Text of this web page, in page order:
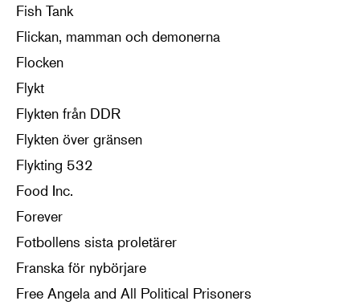
Fish Tank
Flickan, mamman och demonerna
Flocken
Flykt
Flykten från DDR
Flykten över gränsen
Flykting 532
Food Inc.
Forever
Fotbollens sista proletärer
Franska för nybörjare
Free Angela and All Political Prisoners